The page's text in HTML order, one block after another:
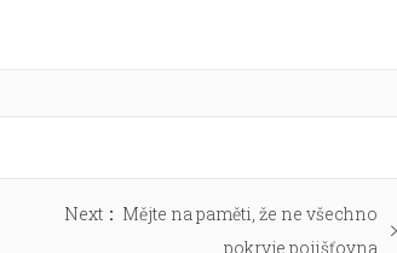
Next
Next
Mějte na paměti, že ne všechno
pokryje pojišťovna